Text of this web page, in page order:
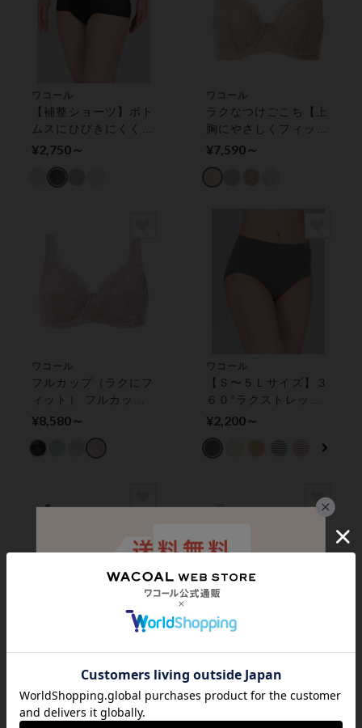
ワコール
【補整ショーツ】ボト
ムスにひびきにくく、
ぴったりフィット♪
¥2,750～
ワコール
ラクなつけごこち【上
胸にやさしくフィッ
ト】 フルカップブラ
¥7,590～
ワコール
フルカップ（ラクにフ
ィット） フルカップ
ブラ
¥8,580～
ワコール
【Ｓ〜５Ｌサイズ】３
６０°ラクストレッチ
ショーツ
¥2,200～
シンプル×上品なレー
スデザイン【ナチュラ
４カップブラ
¥8,250～
ラクなノンワイヤー♪
脇から背中のラインす
ブラ
¥7,700～